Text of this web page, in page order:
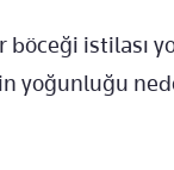
istilası
yoğunluğu